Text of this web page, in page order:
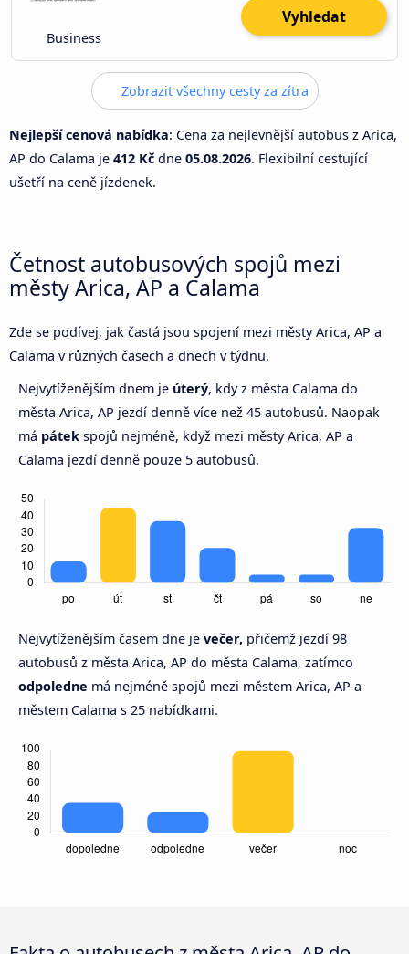
Business
Vyhledat
Zobrazit všechny cesty za zítra
Nejlepší cenová nabídka: Cena za nejlevnější autobus z Arica,
AP do Calama je 412 Kč dne 05.08.2026. Flexibilní cestující
ušetří na ceně jízdenek.
Četnost autobusových spojů mezi
městy Arica, AP a Calama
Zde se podívej, jak častá jsou spojení mezi městy Arica, AP a
Calama v různých časech a dnech v týdnu.
Nejvytíženějším dnem je úterý, kdy z města Calama do
města Arica, AP jezdí denně více než 45 autobusů. Naopak
má pátek spojů nejméně, když mezi městy Arica, AP a
Calama jezdí denně pouze 5 autobusů.
Nejvytíženějším časem dne je večer, přičemž jezdí 98
autobusů z města Arica, AP do města Calama, zatímco
odpoledne má nejméně spojů mezi městem Arica, AP a
městem Calama s 25 nabídkami.